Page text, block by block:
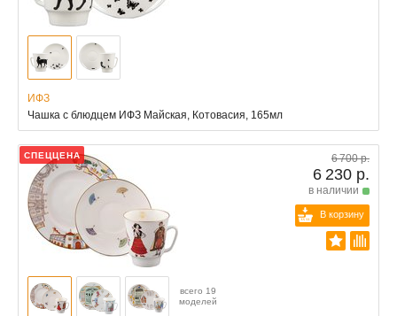
ИФЗ
Чашка с блюдцем ИФЗ Майская, Котовасия, 165мл
СПЕЦЦЕНА 6 700 р.
6 230 р.
в наличии
В корзину
всего 19
моделей